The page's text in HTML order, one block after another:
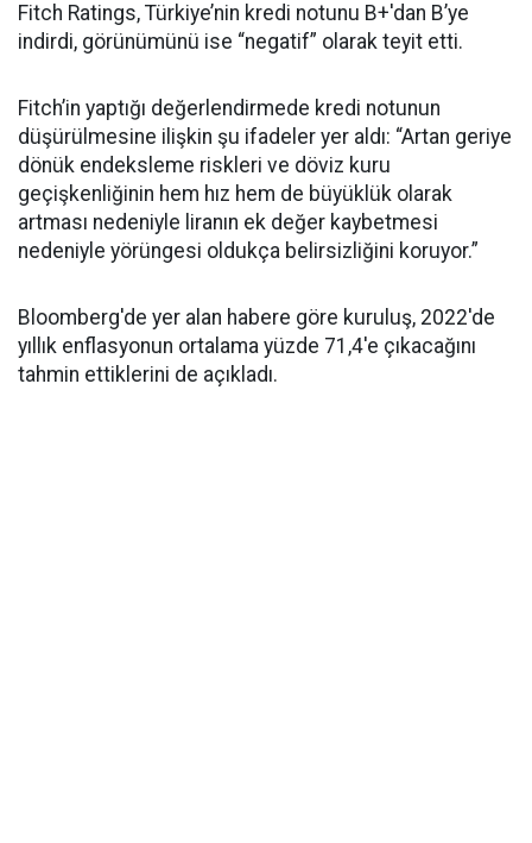
Fitch Ratings, Türkiye’nin kredi notunu B+'dan B’ye
indirdi, görünümünü ise “negatif” olarak teyit etti.
Fitch’in yaptığı değerlendirmede kredi notunun
düşürülmesine ilişkin şu ifadeler yer aldı: “Artan geriye
dönük endeksleme riskleri ve döviz kuru
geçişkenliğinin hem hız hem de büyüklük olarak
artması nedeniyle liranın ek değer kaybetmesi
nedeniyle yörüngesi oldukça belirsizliğini koruyor.”
Bloomberg'de yer alan habere göre kuruluş, 2022'de
yıllık enflasyonun ortalama yüzde 71,4'e çıkacağını
tahmin ettiklerini de açıkladı.